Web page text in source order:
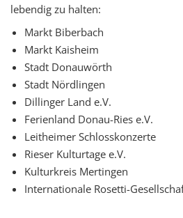
lebendig zu halten:
Markt Biberbach
Markt Kaisheim
Stadt Donauwörth
Stadt Nördlingen
Dillinger Land e.V.
Ferienland Donau-Ries e.V.
Leitheimer Schlosskonzerte
Rieser Kulturtage e.V.
Kulturkreis Mertingen
Internationale Rosetti-